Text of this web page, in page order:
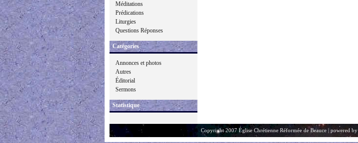
Méditations
Prédications
Liturgies
Questions Réponses
Catégories
Annonces et photos
Autres
Éditorial
Sermons
Statistique
Copyright 2007 Église Chrétienne Réformée de Beauce | powered by